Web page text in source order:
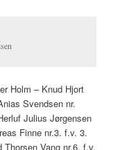
Holm – Knud Hjort
Svendsen nr.
Julius Jørgensen
Finne nr.3. f.v. 3.
Vang nr.6. f.v.